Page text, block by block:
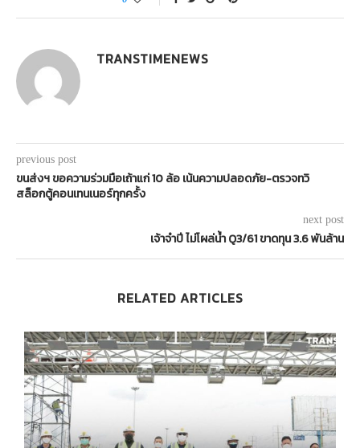
TRANSTIMENEWS
previous post
ขนส่งฯ ขอความร่วมมือเถ้าแก่ 10 ล้อ เน้นความปลอดภัย-ตรวจทวิ
สล็อกตู้คอนเทนเนอร์ทุกครั้ง
next post
เจ้าจำปี ไม่โผล่น้ำ Q3/61 ขาดทุน 3.6 พันล้าน
RELATED ARTICLES